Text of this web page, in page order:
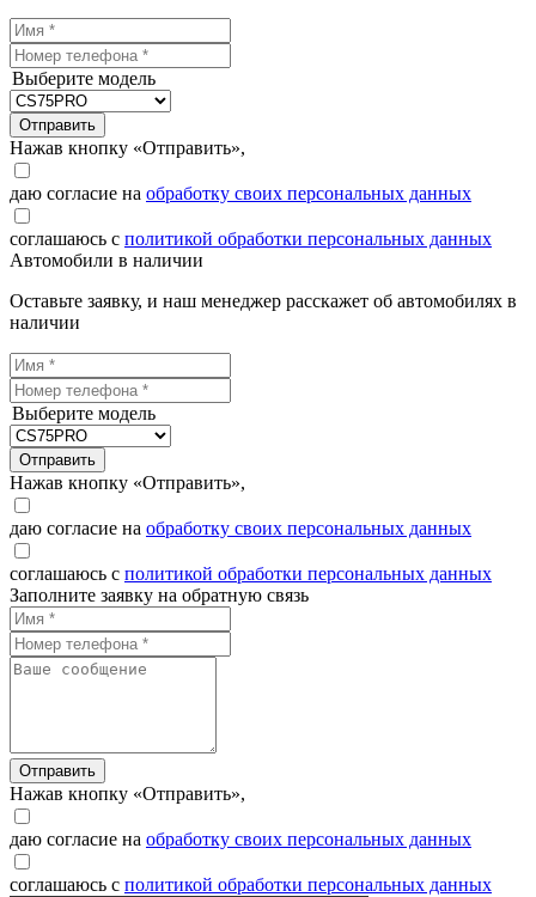
Выберите модель
Отправить
Нажав кнопку «Отправить»,
даю согласие на обработку своих персональных данных
соглашаюсь с политикой обработки персональных данных
Автомобили в наличии
Оставьте заявку, и наш менеджер расскажет об автомобилях в
наличии
Выберите модель
Отправить
Нажав кнопку «Отправить»,
даю согласие на обработку своих персональных данных
соглашаюсь с политикой обработки персональных данных
Заполните заявку на обратную связь
Отправить
Нажав кнопку «Отправить»,
даю согласие на обработку своих персональных данных
соглашаюсь с политикой обработки персональных данных